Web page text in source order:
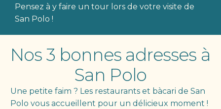
Pensez à y faire un tour lors de votre visite de
San Polo !
Nos 3 bonnes adresses à
San Polo
Une petite faim ? Les restaurants et bàcari de San
Polo vous accueillent pour un délicieux moment !